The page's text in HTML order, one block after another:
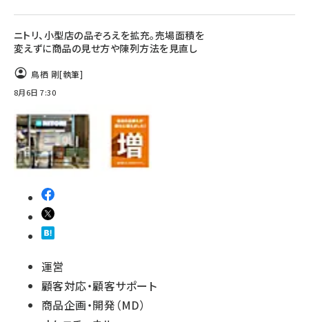
ニトリ、小型店の品ぞろえを拡充。売場面積を
変えずに商品の見せ方や陳列方法を見直し
鳥栖 剛[執筆]
8月6日 7:30
運営
顧客対応・顧客サポート
商品企画・開発（MD）